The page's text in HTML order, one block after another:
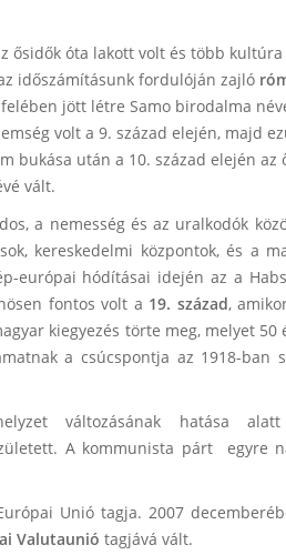
ősidők óta lakott volt és több
időszámításunk fordulóján zajló
jött létre Samo birodalma
volt a 9. század elején, majd
bukása után a 10. század elején
vált.
a nemesség és az uralkodók
kereskedelmi központok, és a
európai hódításai idején az a
fontos volt a 19. század,
kiegyezés törte meg, melyet 50
a csúcspontja az 1918-
változásának hatása
A kommunista párt egyre
Unió tagja. 2007
Valutaunió tagjává vált.